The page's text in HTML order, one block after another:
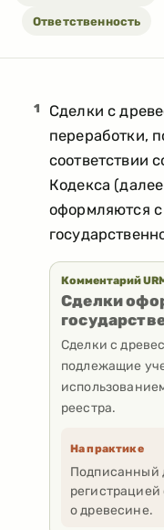
Ответственность
1
Сделки с
переработки,
соответствии
Кодекса
оформляются
Комментарий
Сделки
Сделки с
подлежащие
реестра.
На практике
Подписанный
о древесине.